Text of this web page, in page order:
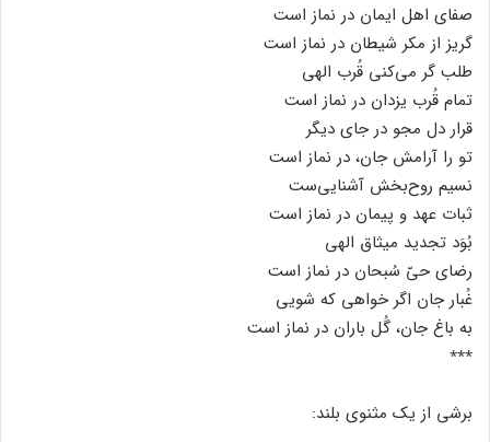
صفای اهل ایمان در نماز است
گریز از مکر شیطان در نماز است
طلب گر می‌کنی قُرب الهی
تمام قُرب یزدان در نماز است
قرار دل مجو در جای دیگر
تو را آرامش جان، در نماز است
نسیم روح‌بخش آشنایی‌ست
ثبات عهد و پیمان در نماز است
بُوَد تجدید میثاق الهی
رضای حیّ سُبحان در نماز است
غُبار جان اگر خواهی که شویی
به باغ جان، گُل باران در نماز است
٭٭٭
برشی از یک مثنوی بلند: